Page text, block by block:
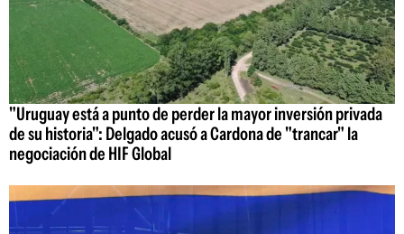
"Uruguay está a punto de perder la mayor inversión privada
de su historia": Delgado acusó a Cardona de "trancar" la
negociación de HIF Global